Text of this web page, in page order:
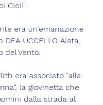
Cieli".
era un'emanazione
DEA UCCELLO Alata,
del Vento.
era associato "alla
la giovinetta che
dalla strada al